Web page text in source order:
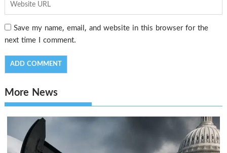
Save my name, email, and website in this browser for the
next time I comment.
More News